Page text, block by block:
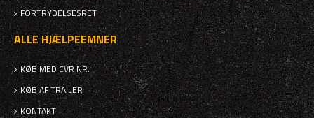
FORTRYDELSESRET
ALLE HJÆLPEEMNER
KØB MED CVR NR.
KØB AF TRAILER
KONTAKT